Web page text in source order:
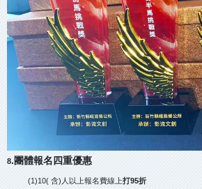
8.團體報名四重優惠
(1)10( 含)人以上報名費線上打95折